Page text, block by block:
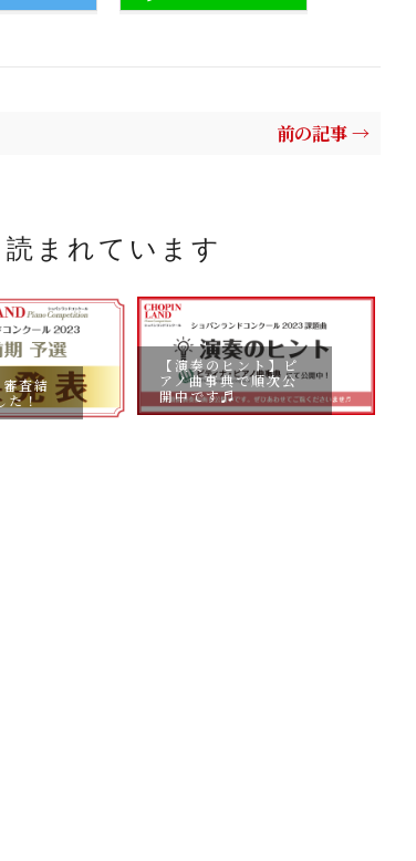
前の記事 →
まれています
審査結
た！
【演奏のヒント】ピ
アノ曲事典で順次公
開中です♬